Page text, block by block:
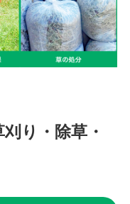
り・除草・